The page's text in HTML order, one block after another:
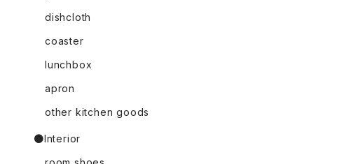
dishcloth
coaster
lunchbox
apron
other kitchen goods
●Interior